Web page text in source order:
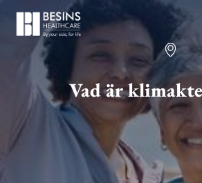
Vad är